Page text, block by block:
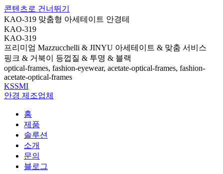
콘텐츠로 건너뛰기
KAO-319 맞춤형 아세테이트 안경테
KAO-319
KAO-319
프리미엄 Mazzucchelli & JINYU 아세테이트 & 맞춤 서비스
핑크 & 거북이 등껍질 & 투명 & 블랙
optical-frames, fashion-eyewear, acetate-optical-frames, fashion-
acetate-optical-frames
KSSMI
안경 제조업체
홈
제품
솔루션
소개
문의
블로그